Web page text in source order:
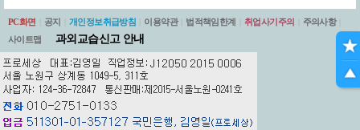
PC화면 공지 개인정보취급방침 이용약관 법적책임한계 취업사기주의 주의사항
사이트맵
과외교습신고 안내